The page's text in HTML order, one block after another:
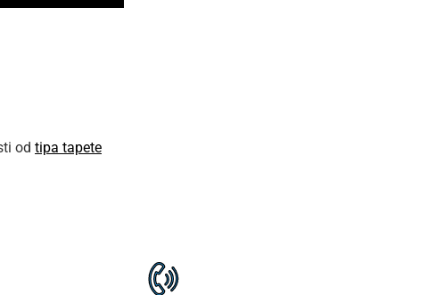
od tipa tapete